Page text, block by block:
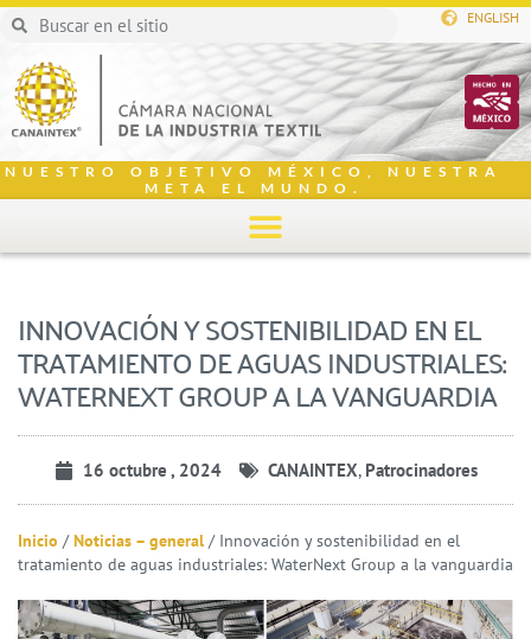
ENGLISH
NUESTRO OBJETIVO MÉXICO, NUESTRA
META EL MUNDO.
INNOVACIÓN Y SOSTENIBILIDAD EN EL
TRATAMIENTO DE AGUAS INDUSTRIALES:
WATERNEXT GROUP A LA VANGUARDIA
16 octubre , 2024 CANAINTEX, Patrocinadores
Inicio /Noticias – general / Innovación y sostenibilidad en el
tratamiento de aguas industriales: WaterNext Group a la vanguardia